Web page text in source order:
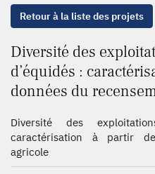
Retour à la liste des projets
Diversité des
d’équidés :
données du
Diversité des
caractérisation à partir
agricole